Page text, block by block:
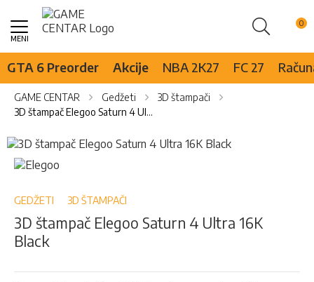
Pretraži
Skip
Content
GTA 6 Preorder Akcije NBA 2K27 FC 27
GAME CENTAR Gedžeti
3D štampači
3D štampač Elegoo Saturn 4 Ultra 16K Black
Skip
to
the
of
images
gallery
Skip
to
beginning
the
images
GEDŽETI 3D ŠTAMPAČI
3D štampač Elegoo Saturn 4 Ultra 16K
Black